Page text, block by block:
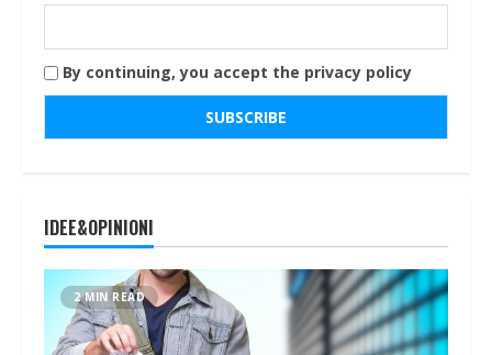
By continuing, you accept the privacy policy
IDEE&OPINIONI
2 MIN READ